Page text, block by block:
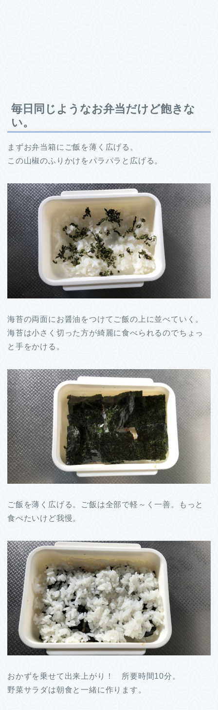
毎日同じようなお弁当だけど飽きな
い。
まずお弁当箱にご飯を薄く広げる。
この山椒のふりかけをパラパラと広げる。
海苔の両面にお醤油をつけてご飯の上に並べていく。
海苔は小さく切った方が綺麗に食べられるのでちょっ
と手をかける。
ご飯を薄く広げる。ご飯は全部で軽～く一善。もっと
食べたいけど我慢。
おかずを乗せて出来上がり！ 所要時間10分。
野菜サラダは朝食と一緒に作ります。